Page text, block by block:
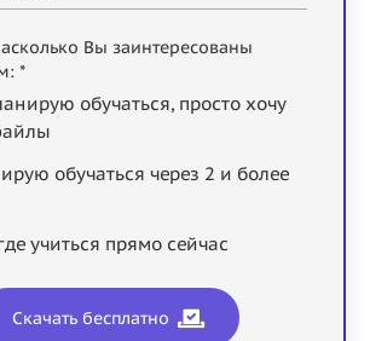
Вы заинтересованы
*
обучаться, просто хочу
обучаться через 2 и более
учиться прямо сейчас
Скачать бесплатно